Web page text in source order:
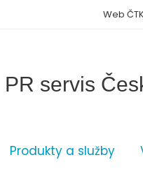
PR servis
Produkty a služby
Web ČTK